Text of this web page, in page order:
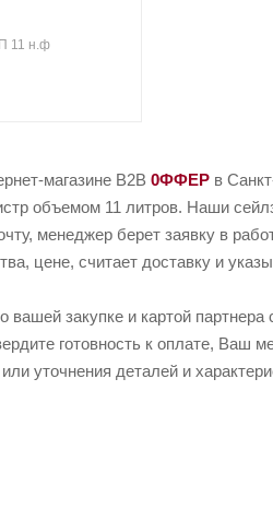
11 н.ф
магазине B2B 0ФФЕР в
объемом 11 литров. Наши
менеджер берет заявку в
цене, считает доставку и
вашей закупке и картой
готовность к оплате, Ваш
уточнения деталей и